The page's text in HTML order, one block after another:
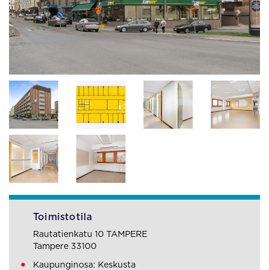
Toimistotila
Rautatienkatu 10 TAMPERE
Tampere 33100
Kaupunginosa: Keskusta